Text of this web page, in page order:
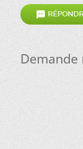

Demande